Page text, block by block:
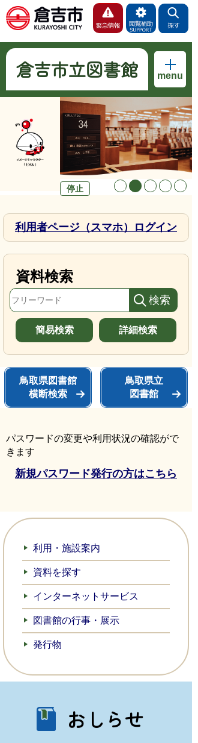
倉吉市立図書館 menu
停止
利用者ページ（スマホ）ログイン
資料検索
簡易検索 詳細検索
鳥取県図書館
横断検索
鳥取県立
図書館
パスワードの変更や利用状況の確認がで
きます
新規パスワード発行の方はこちら
利用・施設案内
資料を探す
インターネットサービス
図書館の行事・展示
発行物
おしらせ